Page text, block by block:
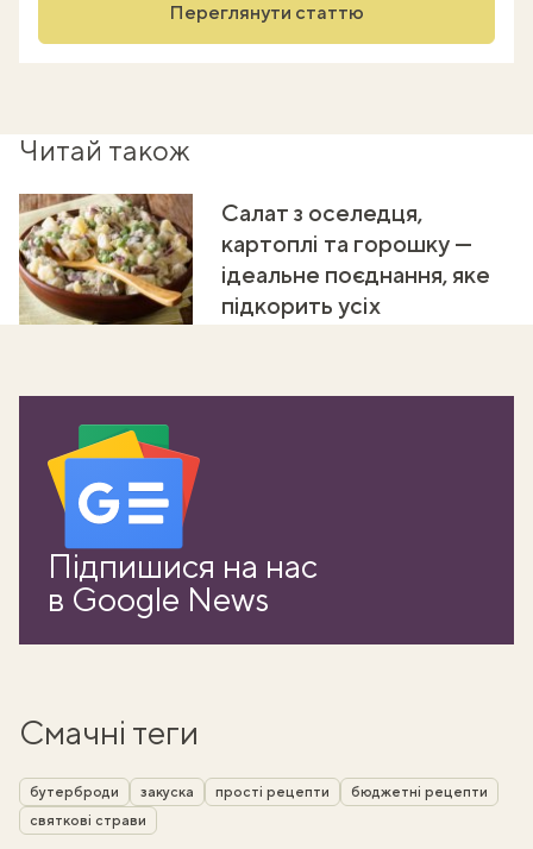
Переглянути статтю
Читай також
Салат з оселедця,
картоплі та горошку —
ідеальне поєднання, яке
підкорить усіх
Підпишися на нас
в Google News
Смачні теги
бутерброди закуска прості рецепти
бюджетні рецепти
святкові страви